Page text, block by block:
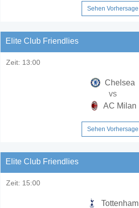
Sehen Vorhersage
Elite Club Friendlies
Zeit: 13:00
Chelsea
vs
AC Milan
Sehen Vorhersage
Elite Club Friendlies
Zeit: 15:00
Tottenham